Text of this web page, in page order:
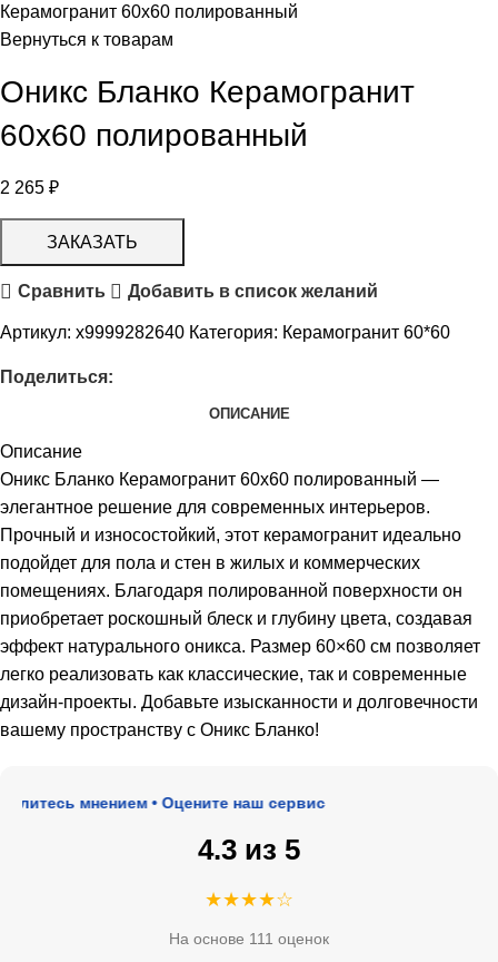
Керамогранит 60х60 полированный
Вернуться к товарам
Оникс Бланко Керамогранит
60х60 полированный
2 265 ₽
ЗАКАЗАТЬ
Сравнить Добавить в список желаний
Артикул: х9999282640 Категория: Керамогранит 60*60
Поделиться:
ОПИСАНИЕ
Описание
Оникс Бланко Керамогранит 60х60 полированный —
элегантное решение для современных интерьеров.
Прочный и износостойкий, этот керамогранит идеально
подойдет для пола и стен в жилых и коммерческих
помещениях. Благодаря полированной поверхности он
приобретает роскошный блеск и глубину цвета, создавая
эффект натурального оникса. Размер 60×60 см позволяет
легко реализовать как классические, так и современные
дизайн-проекты. Добавьте изысканности и долговечности
вашему пространству с Оникс Бланко!
мнением • Оцените наш сервис
4.3 из 5
★★★★☆
На основе 111 оценок